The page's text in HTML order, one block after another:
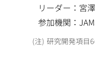
リーダー：宮
参加機関：
研究開発項目